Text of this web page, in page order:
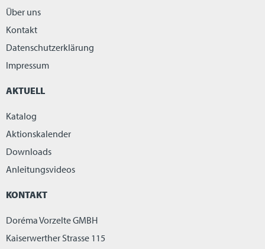
Über uns
Kontakt
Datenschutzerklärung
Impressum
AKTUELL
Katalog
Aktionskalender
Downloads
Anleitungsvideos
KONTAKT
Doréma Vorzelte GMBH
Kaiserwerther Strasse 115